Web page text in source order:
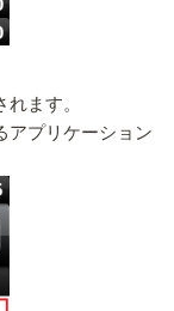
ます。
アプリケーション